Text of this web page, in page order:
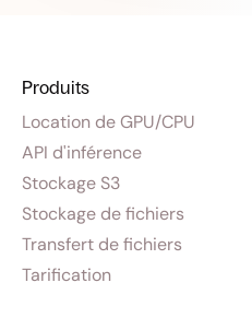
Produits
Location de GPU/CPU
API d'inférence
Stockage S3
Stockage de fichiers
Transfert de fichiers
Tarification